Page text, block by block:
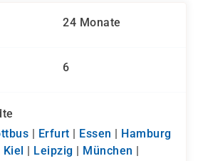
24 Monate
6
Erfurt Essen
Hamburg
Kiel Leipzig München